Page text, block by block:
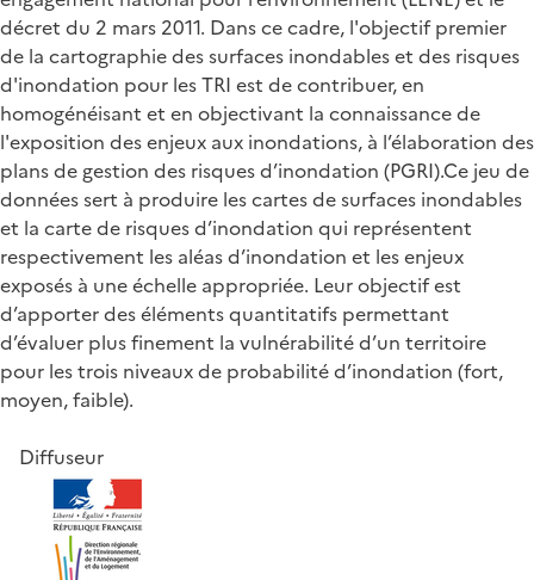
décret du 2 mars 2011. Dans ce cadre, l'objectif premier
de la cartographie des surfaces inondables et des risques
d'inondation pour les TRI est de contribuer, en
homogénéisant et en objectivant la connaissance de
l'exposition des enjeux aux inondations, à l’élaboration des
plans de gestion des risques d’inondation (PGRI).Ce jeu de
données sert à produire les cartes de surfaces inondables
et la carte de risques d’inondation qui représentent
respectivement les aléas d’inondation et les enjeux
exposés à une échelle appropriée. Leur objectif est
d’apporter des éléments quantitatifs permettant
d’évaluer plus finement la vulnérabilité d’un territoire
pour les trois niveaux de probabilité d’inondation (fort,
moyen, faible).
Diffuseur